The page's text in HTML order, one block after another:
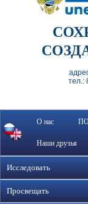
тел.:
О нас
Наши друзья
Исследовать
Просвещать